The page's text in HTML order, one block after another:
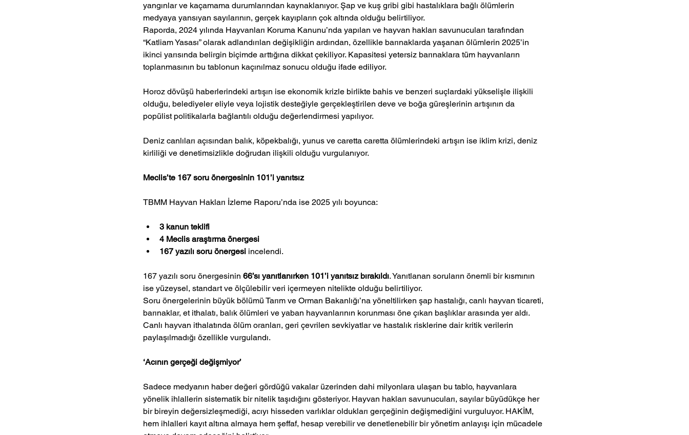
yangınlar ve kaçamama durumlarından kaynaklanıyor. Şap ve kuş gribi gibi hastalıklara bağlı ölümlerin
medyaya yansıyan sayılarının, gerçek kayıpların çok altında olduğu belirtiliyor.
Raporda, 2024 yılında Hayvanları Koruma Kanunu’nda yapılan ve hayvan hakları savunucuları tarafından
“Katliam Yasası” olarak adlandırılan değişikliğin ardından, özellikle barınaklarda yaşanan ölümlerin 2025’in
ikinci yarısında belirgin biçimde arttığına dikkat çekiliyor. Kapasitesi yetersiz barınaklara tüm hayvanların
toplanmasının bu tablonun kaçınılmaz sonucu olduğu ifade ediliyor.
Horoz dövüşü haberlerindeki artışın ise ekonomik krizle birlikte bahis ve benzeri suçlardaki yükselişle ilişkili
olduğu, belediyeler eliyle veya lojistik desteğiyle gerçekleştirilen deve ve boğa güreşlerinin artışının da
popülist politikalarla bağlantılı olduğu değerlendirmesi yapılıyor.
Deniz canlıları açısından balık, köpekbalığı, yunus ve caretta caretta ölümlerindeki artışın ise iklim krizi, deniz
kirliliği ve denetimsizlikle doğrudan ilişkili olduğu vurgulanıyor.
Meclis’te 167 soru önergesinin 101’i yanıtsız
TBMM Hayvan Hakları İzleme Raporu’nda ise 2025 yılı boyunca:
3 kanun teklifi
4 Meclis araştırma önergesi
167 yazılı soru önergesi incelendi.
167 yazılı soru önergesinin 66’sı yanıtlanırken 101’i yanıtsız bırakıldı. Yanıtlanan soruların önemli bir kısmının
ise yüzeysel, standart ve ölçülebilir veri içermeyen nitelikte olduğu belirtiliyor.
Soru önergelerinin büyük bölümü Tarım ve Orman Bakanlığı’na yöneltilirken şap hastalığı, canlı hayvan ticareti,
barınaklar, et ithalatı, balık ölümleri ve yaban hayvanlarının korunması öne çıkan başlıklar arasında yer aldı.
Canlı hayvan ithalatında ölüm oranları, geri çevrilen sevkiyatlar ve hastalık risklerine dair kritik verilerin
paylaşılmadığı özellikle vurgulandı.
‘Acının gerçeği değişmiyor’
Sadece medyanın haber değeri gördüğü vakalar üzerinden dahi milyonlara ulaşan bu tablo, hayvanlara
yönelik ihlallerin sistematik bir nitelik taşıdığını gösteriyor. Hayvan hakları savunucuları, sayılar büyüdükçe her
bir bireyin değersizleşmediği, acıyı hisseden varlıklar oldukları gerçeğinin değişmediğini vurguluyor. HAKİM,
hem ihlalleri kayıt altına almaya hem şeffaf, hesap verebilir ve denetlenebilir bir yönetim anlayışı için mücadele